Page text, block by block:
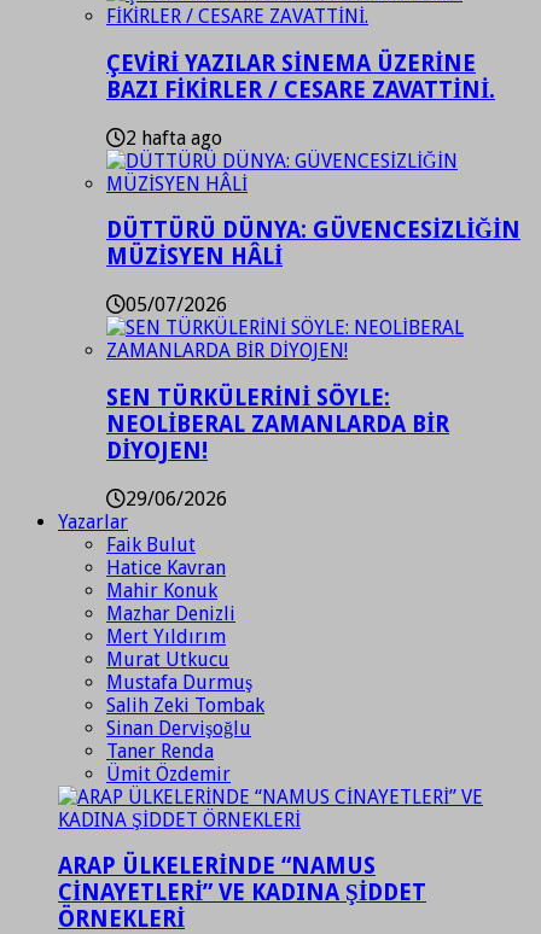
ÇEVİRİ YAZILAR SİNEMA ÜZERİNE
BAZI FİKİRLER / CESARE ZAVATTİNİ.
2 hafta ago
DÜTTÜRÜ DÜNYA: GÜVENCESİZLİĞİN
MÜZİSYEN HÂLİ
05/07/2026
SEN TÜRKÜLERİNİ SÖYLE:
NEOLİBERAL ZAMANLARDA BİR
DİYOJEN!
29/06/2026
Yazarlar
Faik Bulut
Hatice Kavran
Mahir Konuk
Mazhar Denizli
Mert Yıldırım
Murat Utkucu
Mustafa Durmuş
Salih Zeki Tombak
Sinan Dervişoğlu
Taner Renda
Ümit Özdemir
ARAP ÜLKELERİNDE “NAMUS
CİNAYETLERİ” VE KADINA ŞİDDET
ÖRNEKLERİ